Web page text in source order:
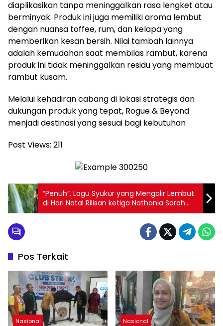
diaplikasikan tanpa meninggalkan rasa lengket atau
berminyak. Produk ini juga memiliki aroma lembut
dengan nuansa toffee, rum, dan kelapa yang
memberikan kesan bersih. Nilai tambah lainnya
adalah kemudahan saat membilas rambut, karena
produk ini tidak meninggalkan residu yang membuat
rambut kusam.
Melalui kehadiran cabang di lokasi strategis dan
dukungan produk yang tepat, Rogue & Beyond
menjadi destinasi yang sesuai bagi kebutuhan
Post Views: 211
“Penuh”, Lagu Syukur yang Mengalir Lembut
di Hari Natal Rilisan ketiga Nathania Sarah
sepanjang 2025 ini Membawa Pendengar
Masuk dalam Hadirat Tuhan yang
Pos Terkait
Nasional Nasional